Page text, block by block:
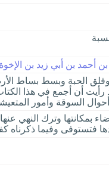
بن أبي زيد بن الإخوة،
وفلق الحبة وبسط بساط
أن أجمع في هذا
السوقة وأمور
بمكانتها وترك النهي
فتستوفى وفيما ذكرناه